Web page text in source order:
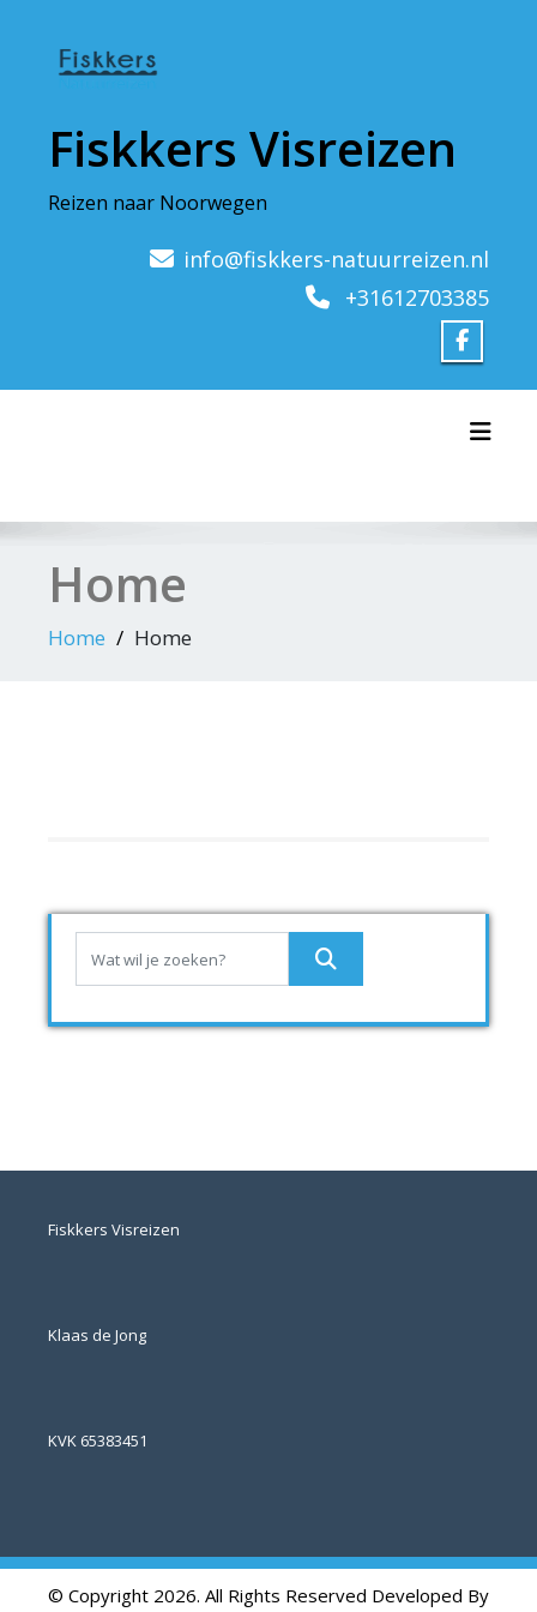
inhoud
Fiskkers Visreizen
Reizen naar Noorwegen
info@fiskkers-natuurreizen.nl
+31612703385
Home
Home Home
Fiskkers Visreizen
Klaas de Jong
KVK 65383451
© Copyright 2026. All Rights Reserved Developed By